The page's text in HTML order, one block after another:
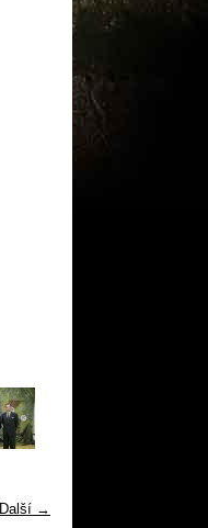
Další →